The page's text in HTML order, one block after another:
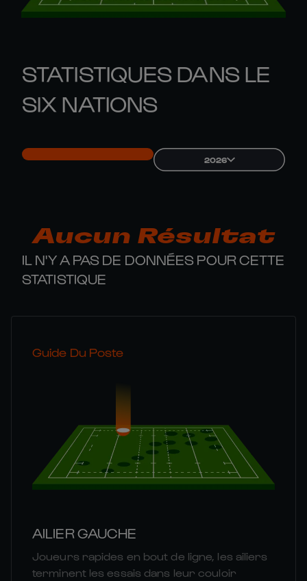
STATISTIQUES DANS LE
SIX NATIONS
2026
Aucun Résultat
IL N'Y A PAS DE DONNÉES POUR CETTE
STATISTIQUE
Guide Du Poste
AILIER GAUCHE
Joueurs rapides en bout de ligne, les ailiers
terminent les essais dans leur couloir